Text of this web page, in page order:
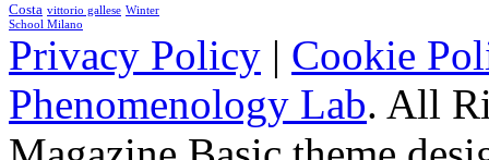
Costa vittorio gallese Winter
School Milano
Privacy Policy | Cookie
Phenomenology Lab. All